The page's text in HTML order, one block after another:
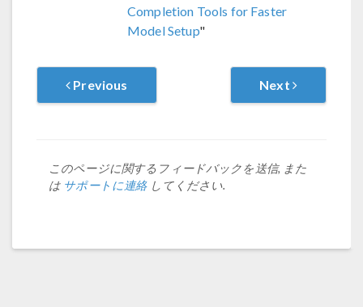
Completion Tools for Faster
Model Setup"
Previous Next
このページに関するフィードバックを送信, また
は サポートに連絡してください.